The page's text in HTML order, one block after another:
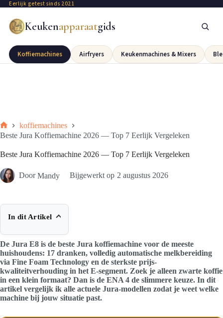
Eerlijk getest sinds 2021
Keukenapparaatgids
Koffiemachines Airfryers Keukenmachines & Mixers
koffiemachines
Beste Jura Koffiemachine 2026 — Top 7 Eerlijk Vergeleken
Beste Jura Koffiemachine 2026 — Top 7 Eerlijk Vergeleken
Door Mandy Bijgewerkt op 2 augustus 2026
In dit Artikel
De Jura E8 is de beste Jura koffiemachine voor de meeste
huishoudens: 17 dranken, volledig automatische melkbereiding
via Fine Foam Technology en de sterkste prijs-
kwaliteitverhouding in het E-segment. Zoek je alleen zwarte koffie
in een klein formaat? Dan is de ENA 4 de slimmere keuze. In dit
artikel vergelijk ik alle actuele Jura-modellen zodat je weet welke
machine bij jouw situatie past.